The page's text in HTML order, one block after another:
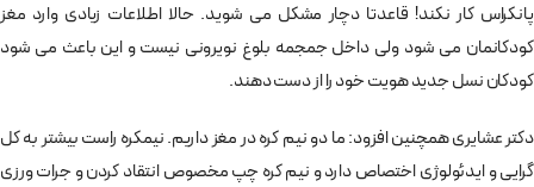
پانکراس کار نکند! قاعدتا دچار مشکل می شوید. حالا اطلاعات زیادی وارد مغز
کودکانمان می شود ولی داخل جمجمه بلوغ نویرونی نیست و این باعث می شود
کودکان نسل جدید هویت خود را از دست دهند.
دکتر عشایری همچنین افزود: ما دو نیم کره در مغز داریم. نیمکره راست بیشتر به کل
گرایی و ایدئولوژی اختصاص دارد و نیم کره چپ مخصوص انتقاد کردن و جرات ورزی